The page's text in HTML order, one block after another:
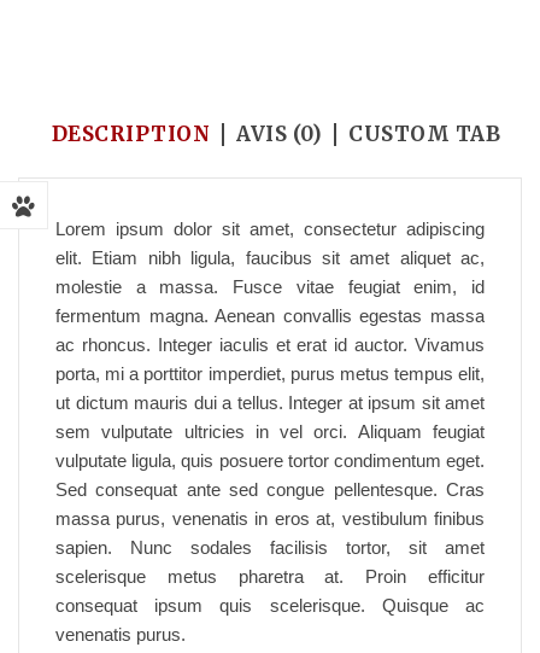
DESCRIPTION AVIS (0) CUSTOM TAB
Lorem ipsum dolor sit amet, consectetur adipiscing
elit. Etiam nibh ligula, faucibus sit amet aliquet ac,
molestie a massa. Fusce vitae feugiat enim, id
fermentum magna. Aenean convallis egestas massa
ac rhoncus. Integer iaculis et erat id auctor. Vivamus
porta, mi a porttitor imperdiet, purus metus tempus elit,
ut dictum mauris dui a tellus. Integer at ipsum sit amet
sem vulputate ultricies in vel orci. Aliquam feugiat
vulputate ligula, quis posuere tortor condimentum eget.
Sed consequat ante sed congue pellentesque. Cras
massa purus, venenatis in eros at, vestibulum finibus
sapien. Nunc sodales facilisis tortor, sit amet
scelerisque metus pharetra at. Proin efficitur
consequat ipsum quis scelerisque. Quisque ac
venenatis purus.